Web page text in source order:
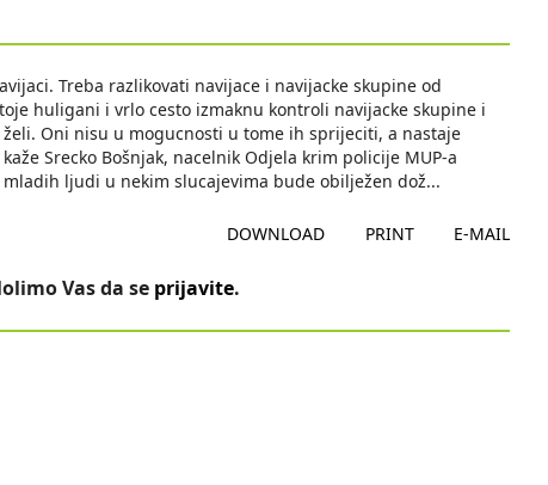
Treba razlikovati navijace i navijacke skupine od
huligani i vrlo cesto izmaknu kontroli navijacke skupine i
Oni nisu u mogucnosti u tome ih sprijeciti, a nastaje
Srecko Bošnjak, nacelnik Odjela krim policije MUP-a
mladih ljudi u nekim slucajevima bude obilježen dož...
DOWNLOAD PRINT E-MAIL
Vas da se prijavite.